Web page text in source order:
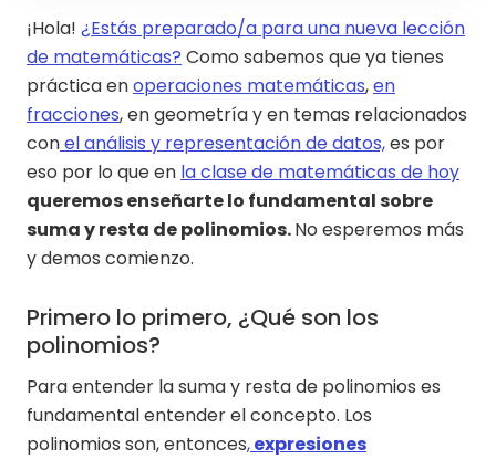
¡Hola! ¿Estás preparado/a para una nueva lección
de matemáticas? Como sabemos que ya tienes
práctica enoperaciones matemáticas,en
fracciones, en geometría y en temas relacionados
conel análisis y representación de datos,es por
eso por lo que en la clase de matemáticas de hoy
queremos enseñarte lo fundamental sobre
suma y resta de polinomios.No esperemos más
y demos comienzo.
Primero lo primero, ¿Qué son los
polinomios?
Para entender la suma y resta de polinomios es
fundamental entender el concepto. Los
polinomios son, entonces,expresiones